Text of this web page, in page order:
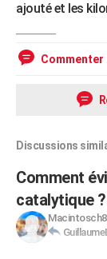
ajouté et les
Commenter
Discussions
Comment
catalytique ?